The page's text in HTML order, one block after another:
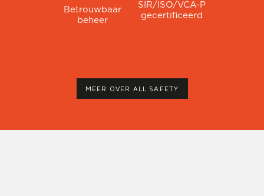
Betrouwbaar
beheer
SIR/ISO/VCA-P
gecertificeerd
MEER OVER ALL SAFETY